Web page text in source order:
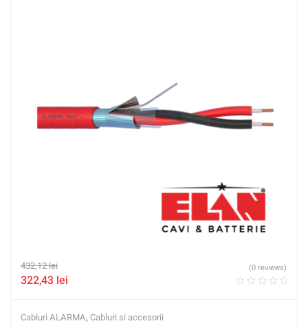
432,12lei
322,43 lei
(0 reviews)
Cabluri ALARMA, Cabluri si accesorii